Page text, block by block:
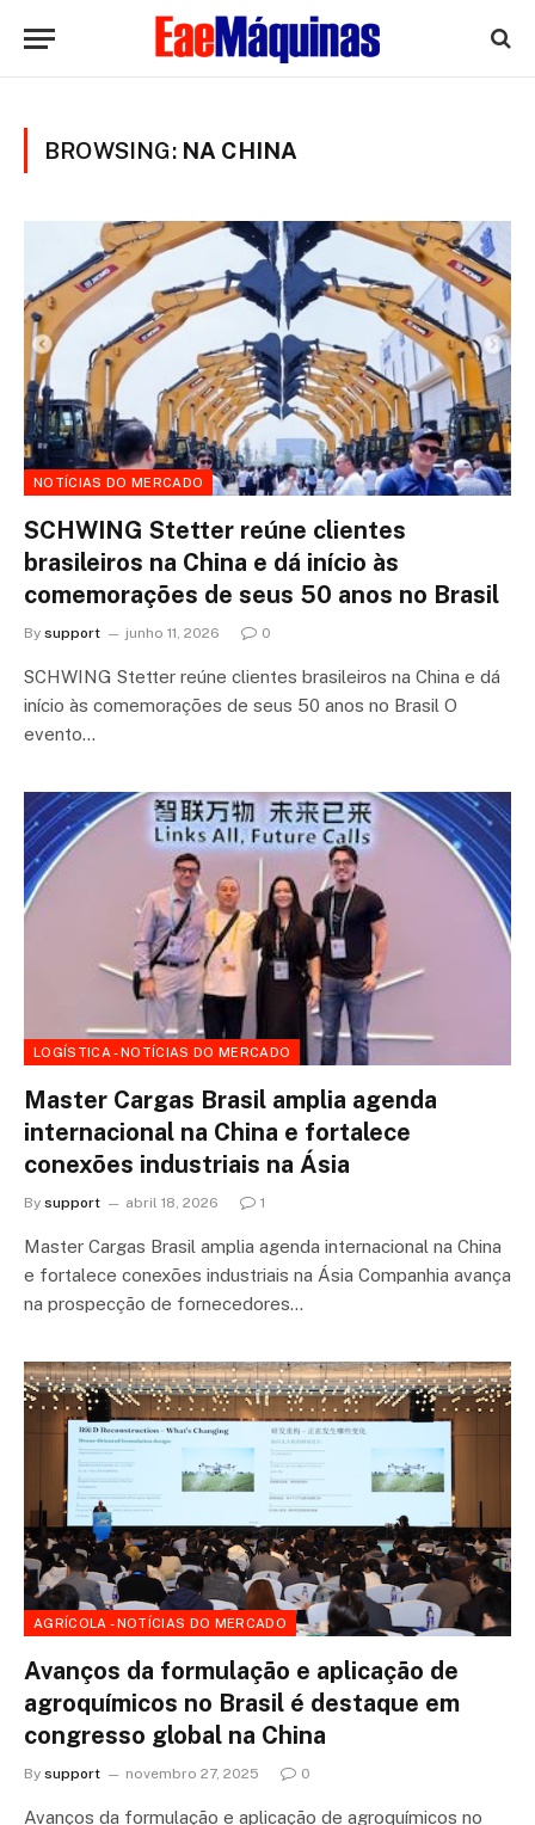
BROWSING: NA CHINA
NOTÍCIAS DO MERCADO
SCHWING Stetter reúne clientes
brasileiros na China e dá início às
comemorações de seus 50 anos no Brasil
By support junho 11, 2026 0
SCHWING Stetter reúne clientes brasileiros na China e dá
início às comemorações de seus 50 anos no Brasil O
evento…
LOGÍSTICA - NOTÍCIAS DO MERCADO
Master Cargas Brasil amplia agenda
internacional na China e fortalece
conexões industriais na Ásia
By support abril 18, 2026 1
Master Cargas Brasil amplia agenda internacional na China
e fortalece conexões industriais na Ásia Companhia avança
na prospecção de fornecedores…
AGRÍCOLA - NOTÍCIAS DO MERCADO
Avanços da formulação e aplicação de
agroquímicos no Brasil é destaque em
congresso global na China
By support novembro 27, 2025 0
Avanços da formulação e aplicação de agroquímicos no